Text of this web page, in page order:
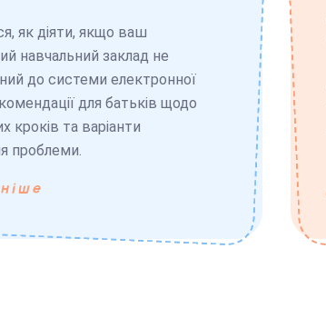
як діяти, якщо ваш
навчальний заклад не
до системи електронної
для батьків щодо
кроків та варіанти
проблеми.